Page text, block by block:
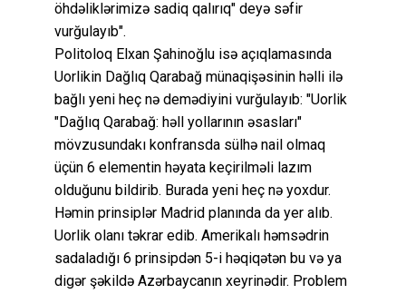
öhdəliklərimizə sadiq qalırıq" deyə səfir
vurğulayıb".
Politoloq Elxan Şahinoğlu isə açıqlamasında
Uorlikin Dağlıq Qarabağ münaqişəsinin həlli ilə
bağlı yeni heç nə demədiyini vurğulayıb: "Uorlik
"Dağlıq Qarabağ: həll yollarının əsasları"
mövzusundakı konfransda sülhə nail olmaq
üçün 6 elementin həyata keçirilməli lazım
olduğunu bildirib. Burada yeni heç nə yoxdur.
Həmin prinsiplər Madrid planında da yer alıb.
Uorlik olanı təkrar edib. Amerikalı həmsədrin
sadaladığı 6 prinsipdən 5-i həqiqətən bu və ya
digər şəkildə Azərbaycanın xeyrinədir. Problem